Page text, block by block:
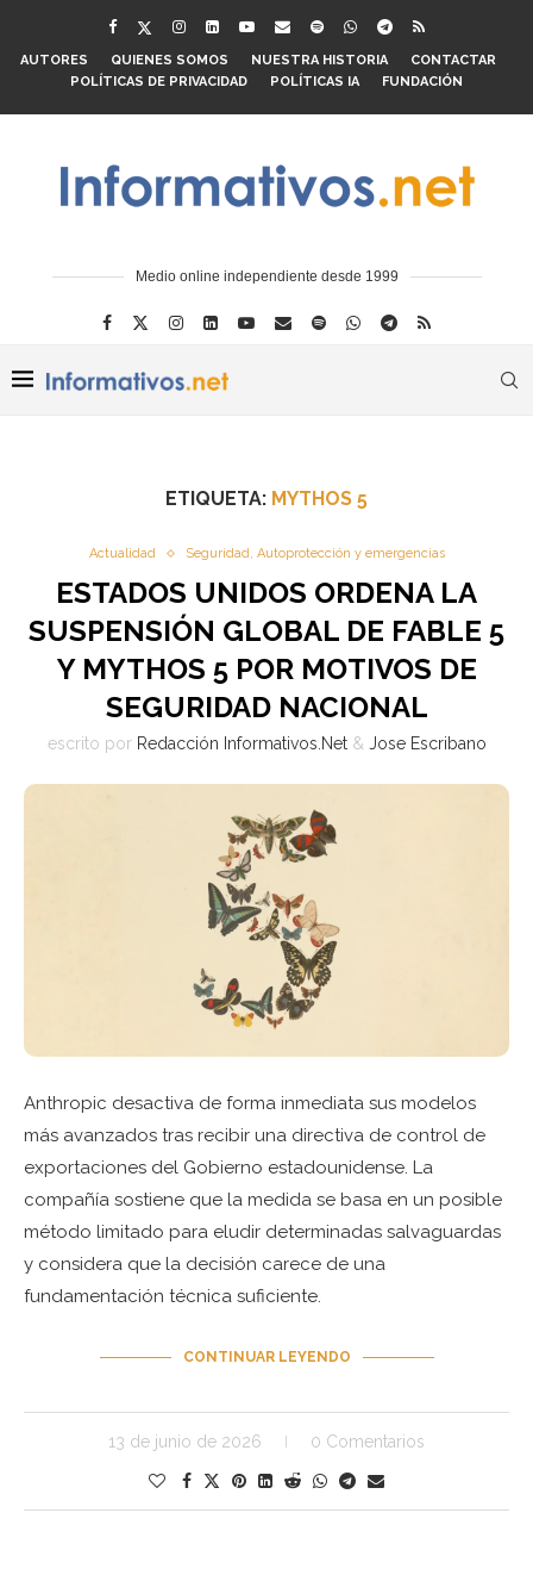
AUTORES QUIENES SOMOS NUESTRA HISTORIA
CONTACTAR
POLÍTICAS DE PRIVACIDAD
POLÍTICAS IA FUNDACIÓN
Medio online independiente desde 1999
ETIQUETA: MYTHOS 5
Actualidad Seguridad, Autoprotección y emergencias
ESTADOS UNIDOS ORDENA LA
SUSPENSIÓN GLOBAL DE FABLE 5
Y MYTHOS 5 POR MOTIVOS DE
SEGURIDAD NACIONAL
escrito por Redacción Informativos.Net& Jose Escribano
Anthropic desactiva de forma inmediata sus modelos
más avanzados tras recibir una directiva de control de
exportaciones del Gobierno estadounidense. La
compañía sostiene que la medida se basa en un posible
método limitado para eludir determinadas salvaguardas
y considera que la decisión carece de una
fundamentación técnica suficiente.
CONTINUAR LEYENDO
13 de junio de 2026 0 Comentarios